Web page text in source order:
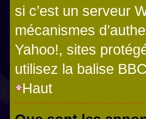
si c’est un serveur
mécanismes
Yahoo!, sites
utilisez la balise
Haut